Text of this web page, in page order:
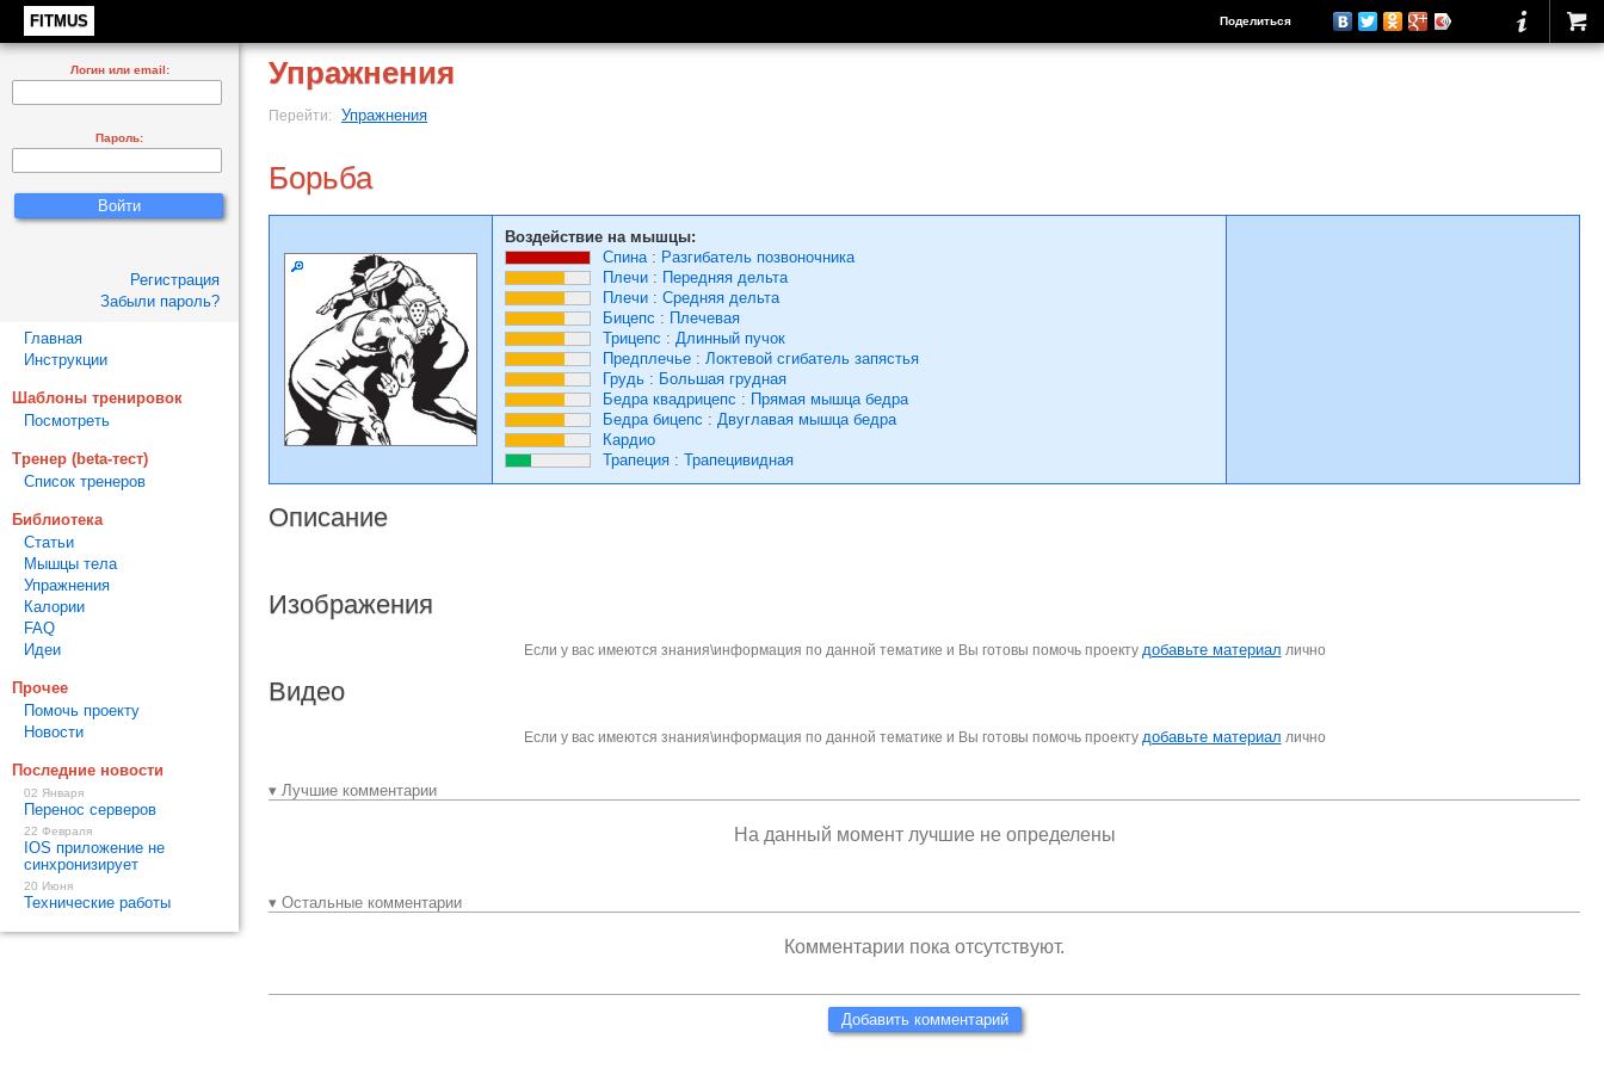
FITMUS Поделиться
Упражнения
Перейти: Упражнения
Борьба
Воздействие на мышцы:
Спина: Разгибатель позвоночника
Плечи : Передняя дельта
Плечи : Средняя дельта
Бицепс : Плечевая
Трицепс : Длинный пучок
Предплечье : Локтевой сгибатель запястья
Грудь : Большая грудная
Бедра квадрицепс : Прямая мышца бедра
Бедра бицепс : Двуглавая мышца бедра
Кардио
Трапеция : Трапецивидная
Описание
Изображения
Если у вас имеются знания\информация по данной тематике и Вы готовы помочь проекту добавьте материал лично
Видео
Если у вас имеются знания\информация по данной тематике и Вы готовы помочь проекту добавьте материал лично
▾ Лучшие комментарии
На данный момент лучшие не определены
▾ Остальные комментарии
Комментарии пока отсутствуют.
Добавить комментарий
Логин или email:
Пароль:
Регистрация
Забыли пароль?
Главная
Инструкции
Шаблоны тренировок
Посмотреть
Тренер (beta-тест)
Список тренеров
Библиотека
Статьи
Мышцы тела
Упражнения
Калории
FAQ
Идеи
Прочее
Помочь проекту
Новости
Последние новости
02 Января
Перенос серверов
22 Февраля
IOS приложение не
синхронизирует
20 Июня
Технические работы